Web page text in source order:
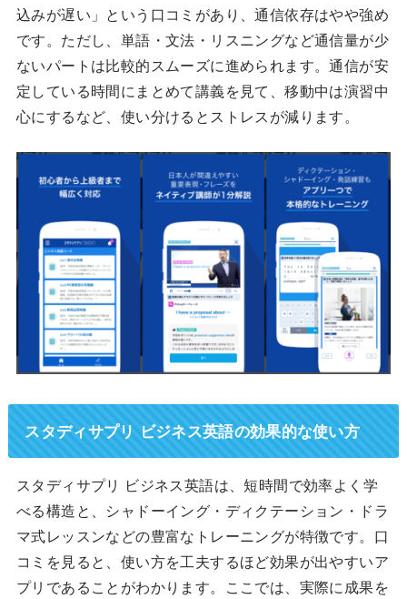
込みが遅い」という口コミがあり、通信依存はやや強め
です。ただし、単語・文法・リスニングなど通信量が少
ないパートは比較的スムーズに進められます。通信が安
定している時間にまとめて講義を見て、移動中は演習中
心にするなど、使い分けるとストレスが減ります。
スタディサプリ ビジネス英語の効果的な使い方
スタディサプリ ビジネス英語は、短時間で効率よく学
べる構造と、シャドーイング・ディクテーション・ドラ
マ式レッスンなどの豊富なトレーニングが特徴です。口
コミを見ると、使い方を工夫するほど効果が出やすいア
プリであることがわかります。ここでは、実際に成果を